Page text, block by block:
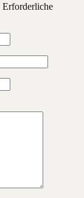
Erforderliche